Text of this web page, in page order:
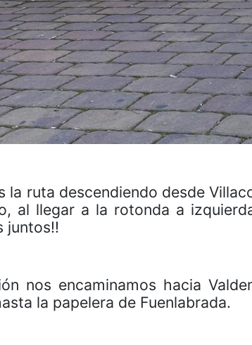
la ruta descendiendo desde
al llegar a la rotonda a
juntos!!
nos encaminamos hacia
la papelera de Fuenlabrada.